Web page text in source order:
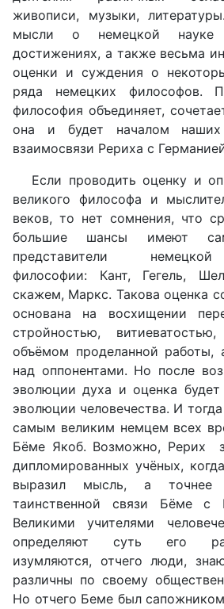
живописи, музыки,
мысли о немецкой
достижениях, а также весьма
оценки и суждения о
ряда немецких философов.
философия объединяет,
она и будет началом
взаимосвязи Рериха с
Если проводить оценку и
великого философа и
веков, то нет сомнения, что
большие шансы имеют
представители
философии: Кант, Гегель,
скажем, Маркс. Такова оценка
основана на восхищении
стройностью,
объёмом проделанной работы,
над оппонентами. Но после
эволюции духа и оценка
эволюции человечества. И
самым великим немцем всех
Бёме Якоб. Возможно, Рерих
дипломированных учёных,
выразил мысль, а
таинственной связи Бёме с
Великими учителями
определяют суть его
изумляются, отчего люди,
различны по своему
Но отчего Беме был